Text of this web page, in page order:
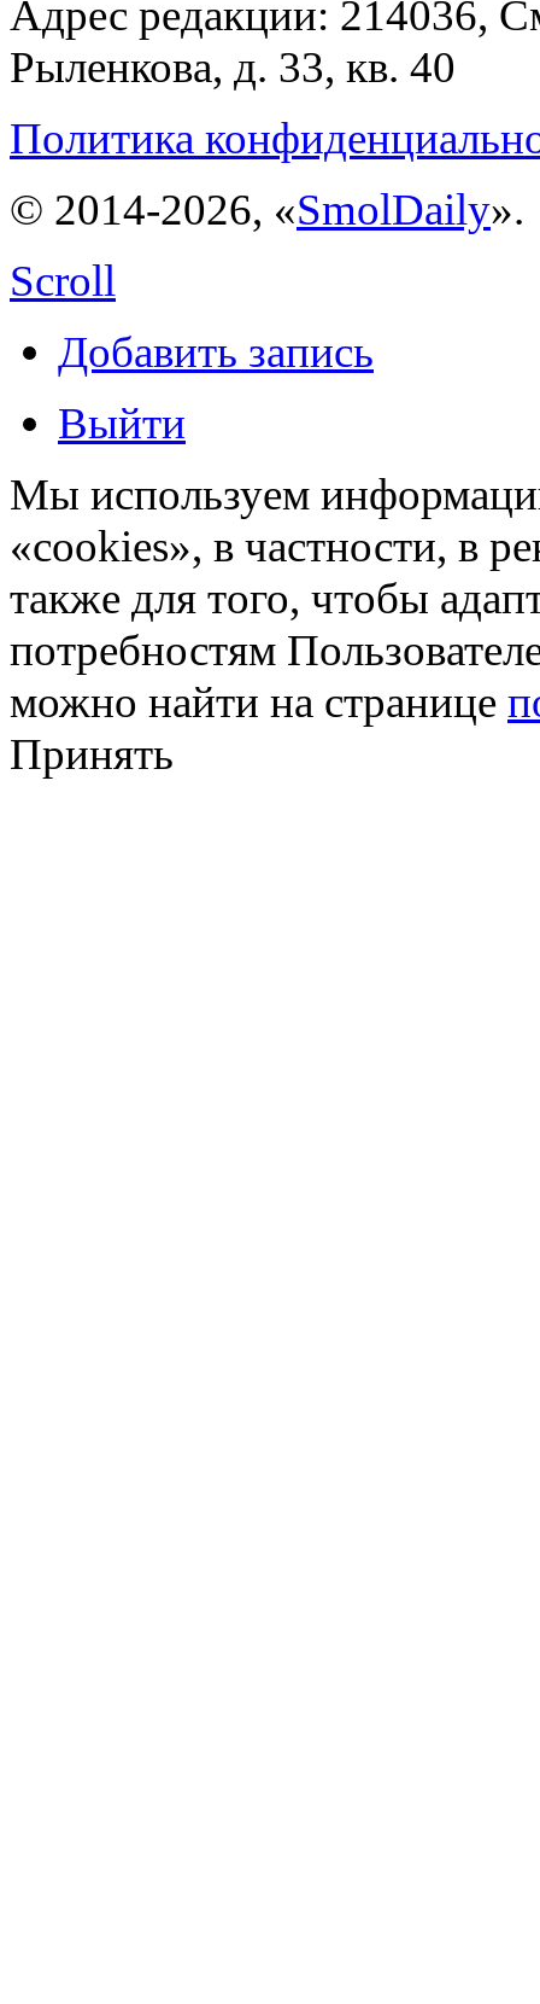
Адрес редакции: 214036,
Рыленкова, д. 33, кв. 40
Политика
© 2014-2026, «SmolDaily».
Scroll
Добавить запись
Выйти
Мы используем
«cookies», в частности, в
также для того, чтобы
потребностям
можно найти на странице
Принять